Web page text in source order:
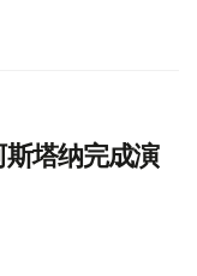
塔纳完成演